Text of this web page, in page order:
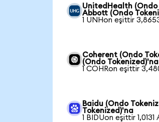
UnitedHealth
Abbott (Ondo
1 UNHon eşittir
Coherent (Ondo
(Ondo Tokenized)'na
1 COHRon eşittir
Baidu (Ondo
Tokenized)'na
1 BIDUon eşittir 1,0131